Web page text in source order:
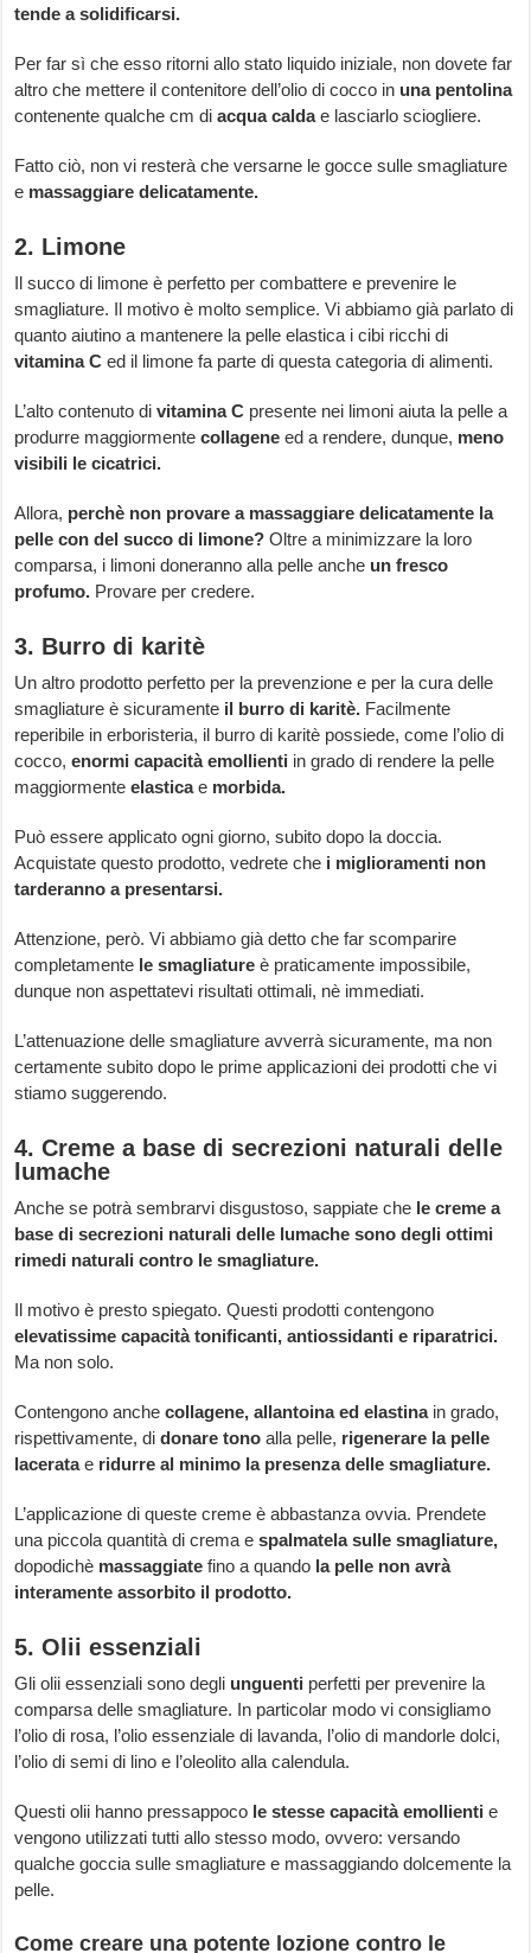
tende a solidificarsi.
Per far sì che esso ritorni allo stato liquido iniziale, non dovete far
altro che mettere il contenitore dell’olio di cocco in una pentolina
contenente qualche cm diacqua caldae lasciarlo sciogliere.
Fatto ciò, non vi resterà che versarne le gocce sulle smagliature
e massaggiare delicatamente.
2. Limone
Il succo di limone è perfetto per combattere e prevenire le
smagliature. Il motivo è molto semplice. Vi abbiamo già parlato di
quanto aiutino a mantenere la pelle elastica i cibi ricchi di
vitamina C ed il limone fa parte di questa categoria di alimenti.
L’alto contenuto di vitamina C presente nei limoni aiuta la pelle a
produrre maggiormentecollagene ed a rendere, dunque, meno
visibili le cicatrici.
Allora, perchè non provare a massaggiare delicatamente la
pelle con del succo di limone? Oltre a minimizzare la loro
comparsa, i limoni doneranno alla pelle anche un fresco
profumo. Provare per credere.
3. Burro di karitè
Un altro prodotto perfetto per la prevenzione e per la cura delle
smagliature è sicuramente il burro di karitè. Facilmente
reperibile in erboristeria, il burro di karitè possiede, come l’olio di
cocco,enormi capacità emollienti in grado di rendere la pelle
maggiormenteelasticae morbida.
Può essere applicato ogni giorno, subito dopo la doccia.
Acquistate questo prodotto, vedrete che i miglioramenti non
tarderanno a presentarsi.
Attenzione, però. Vi abbiamo già detto che far scomparire
completamente le smagliatureè praticamente impossibile,
dunque non aspettatevi risultati ottimali, nè immediati.
L’attenuazione delle smagliature avverrà sicuramente, ma non
certamente subito dopo le prime applicazioni dei prodotti che vi
stiamo suggerendo.
4. Creme a base di secrezioni naturali delle
lumache
Anche se potrà sembrarvi disgustoso, sappiate che le creme a
base di secrezioni naturali delle lumache sono degli ottimi
rimedi naturali contro le smagliature.
Il motivo è presto spiegato. Questi prodotti contengono
elevatissime capacità tonificanti, antiossidanti e riparatrici.
Ma non solo.
Contengono anchecollagene, allantoina ed elastinain grado,
rispettivamente, didonare tono alla pelle, rigenerare la pelle
laceratae ridurre al minimo la presenza delle smagliature.
L’applicazione di queste creme è abbastanza ovvia. Prendete
una piccola quantità di crema espalmatela sulle smagliature,
dopodichè massaggiate fino a quando la pelle non avrà
interamente assorbito il prodotto.
5. Olii essenziali
Gli olii essenziali sono degli unguenti perfetti per prevenire la
comparsa delle smagliature. In particolar modo vi consigliamo
l’olio di rosa, l’olio essenziale di lavanda, l’olio di mandorle dolci,
l’olio di semi di lino e l’oleolito alla calendula.
Questi olii hanno pressappoco le stesse capacità emollienti e
vengono utilizzati tutti allo stesso modo, ovvero: versando
qualche goccia sulle smagliature e massaggiando dolcemente la
pelle.
Come creare una potente lozione contro le